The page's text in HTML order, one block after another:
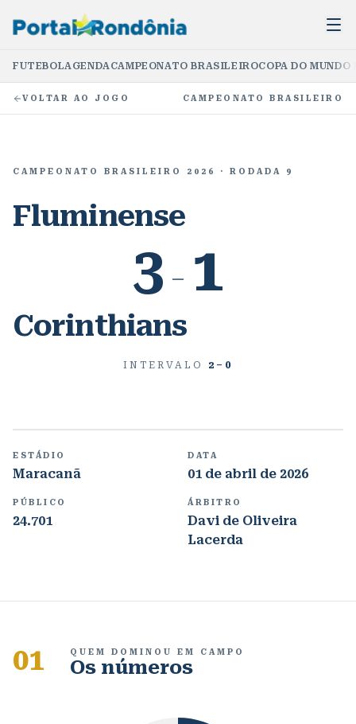
FUTEBOLAGENDACAMPEONATO BRASILEIROCOPA DO
VOLTAR AO JOGO CAMPEONATO BRASILEIRO
CAMPEONATO BRASILEIRO 2026 · RODADA 9
Fluminense
3 – 1
Corinthians
INTERVALO 2 – 0
ESTÁDIO
Maracanã
DATA
01 de abril de 2026
PÚBLICO
24.701
ÁRBITRO
Davi de Oliveira
Lacerda
01 QUEM DOMINOU EM CAMPO
Os números